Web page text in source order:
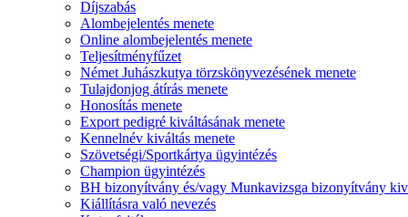
Díjszabás
Alombejelentés menete
Online alombejelentés menete
Teljesítményfűzet
Német Juhászkutya törzskönyvezésének menete
Tulajdonjog átírás menete
Honosítás menete
Export pedigré kiváltásának menete
Kennelnév kiváltás menete
Szövetségi/Sportkártya ügyintézés
Champion ügyintézés
BH bizonyítvány és/vagy Munkavizsga bizonyítvány
Kiállításra való nevezés